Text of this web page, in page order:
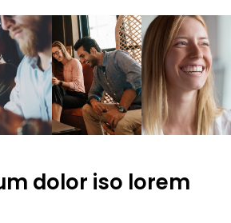
dolor iso lorem